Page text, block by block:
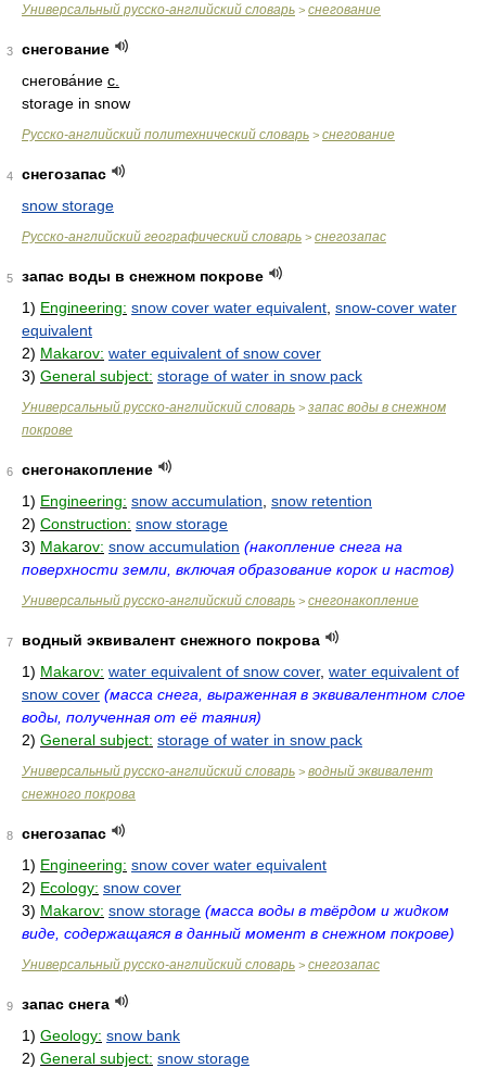
Универсальный русско-английский словарь > снегование
3
снегование
снегова́ние с.
storage in snow
Русско-английский политехнический словарь > снегование
4
снегозапас
snow storage
Русско-английский географический словарь > снегозапас
5
запас воды в снежном покрове
1) Engineering: snow cover water equivalent snow-cover water
equivalent
2) Makarov: water equivalent of snow cover
3) General subject: storage of water in snow pack
Универсальный русско-английский словарь > запас воды в снежном
покрове
6
снегонакопление
1) Engineering: snow accumulation snow retention
2) Construction: snow storage
3) Makarov: snow accumulation (накопление снега на
поверхности земли, включая образование корок и настов)
Универсальный русско-английский словарь > снегонакопление
7
водный эквивалент снежного покрова
1) Makarov: water equivalent of snow cover, water equivalent of
snow cover (масса снега, выраженная в эквивалентном слое
воды, полученная от её таяния)
2) General subject: storage of water in snow pack
Универсальный русско-английский словарь > водный эквивалент
снежного покрова
8
снегозапас
1) Engineering: snow cover water equivalent
2) Ecology: snow cover
3) Makarov: snow storage (масса воды в твёрдом и жидком
виде, содержащаяся в данный момент в снежном покрове)
Универсальный русско-английский словарь > снегозапас
9
запас снега
1) Geology: snow bank
2) General subject: snow storage